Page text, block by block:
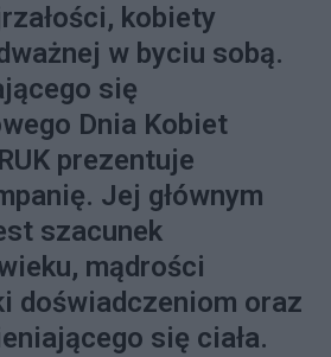
kobiety
w byciu sobą.
się
Dnia Kobiet
prezentuje
Jej głównym
szacunek
mądrości
doświadczeniom oraz
się ciała.